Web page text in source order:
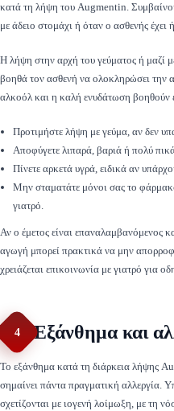
κατά τη λήψη του Augmentin.
με άδειο στομάχι ή όταν ο ασθενής έχει
Η λήψη στην αρχή του γεύματος ή μαζί
βοηθά τον ασθενή να ολοκληρώσει
αλκοόλ και η καλή ενυδάτωση βοηθούν
Προτιμήστε λήψη με γεύμα, αν δεν
Αποφύγετε λιπαρά, βαριά ή πολύ
Πίνετε αρκετά υγρά, ειδικά αν
Μην σταματάτε μόνοι σας το
γιατρό.
Αν ο έμετος είναι επαναλαμβανόμενος
αγωγή μπορεί πρακτικά να μην
χρειάζεται επικοινωνία με γιατρό για
4 Εξάνθημα και
Το εξάνθημα κατά τη διάρκεια λήψης
σημαίνει πάντα πραγματική αλλεργία.
σχετίζονται με ιογενή λοίμωξη, με τη